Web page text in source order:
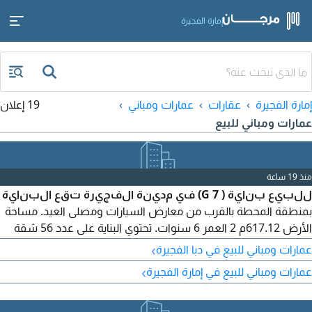
إمارة الفجيرة
إمارة الفجيرة عقارات
عمارات ومباني
عمارات ومباني للبيع
19 إعلان
منذ 19 ساعة
للبيع بناية ( G 7) في مدينة الفجيرة تقع البناية
بمنطقة المحطة بالقرب من معارض السيارات ومصلى العيد. مساحة
الأرض 617.12م 2 العمر 6 سنوات. تحتوي البناية على عدد 56 شقة
نظام التكييف مركزي (سبليت دكت) تشطيب سوبر ديلوكس من
عمارات ومباني للبيع في دبا الفجيرة›
عمارات ومباني للبيع في إمارة الفجيرة›